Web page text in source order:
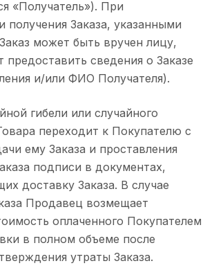
«Получатель»). При
получения Заказа, указанными
может быть вручен лицу,
сведения о Заказе
и/или ФИО Получателя).
гибели или случайного
переходит к Покупателю с
ему Заказа и проставления
подписи в документах,
доставку Заказа. В случае
Продавец возмещает
оплаченного Покупателем
в полном объеме после
утраты Заказа.